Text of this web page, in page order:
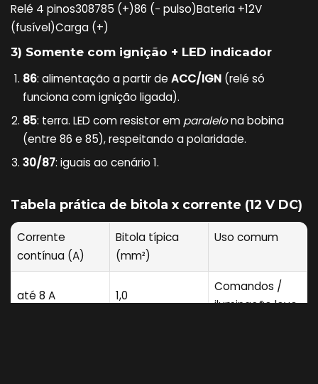
Relé 4 pinos308785 (+)86 (− pulso)Bateria +12V
(fusível)Carga (+)
3) Somente com ignição + LED indicador
86: alimentação a partir de ACC/IGN (relé só
funciona com ignição ligada).
85: terra. LED com resistor em paralelona bobina
(entre 86 e 85), respeitando a polaridade.
30/87: iguais ao cenário 1.
Tabela prática de bitola x corrente (12 V DC)
Corrente
contínua (A)
Bitola típica
(mm²)
Uso comum
até 8 A 1,0
Comandos /
iluminação leve